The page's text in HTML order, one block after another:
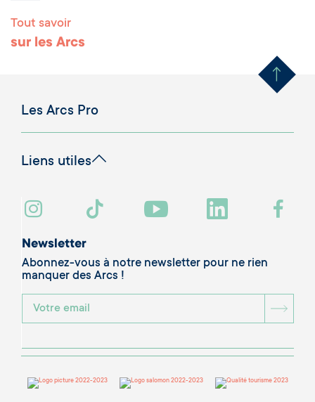
Tout savoir
sur les Arcs Remonter
Les Arcs Pro
Liens utiles
Newsletter
Abonnez-vous à notre newsletter pour ne rien
manquer des Arcs !